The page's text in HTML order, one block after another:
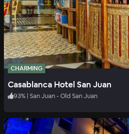
CHARMING
Casablanca Hotel San Juan
93% | San Juan - Old San Juan